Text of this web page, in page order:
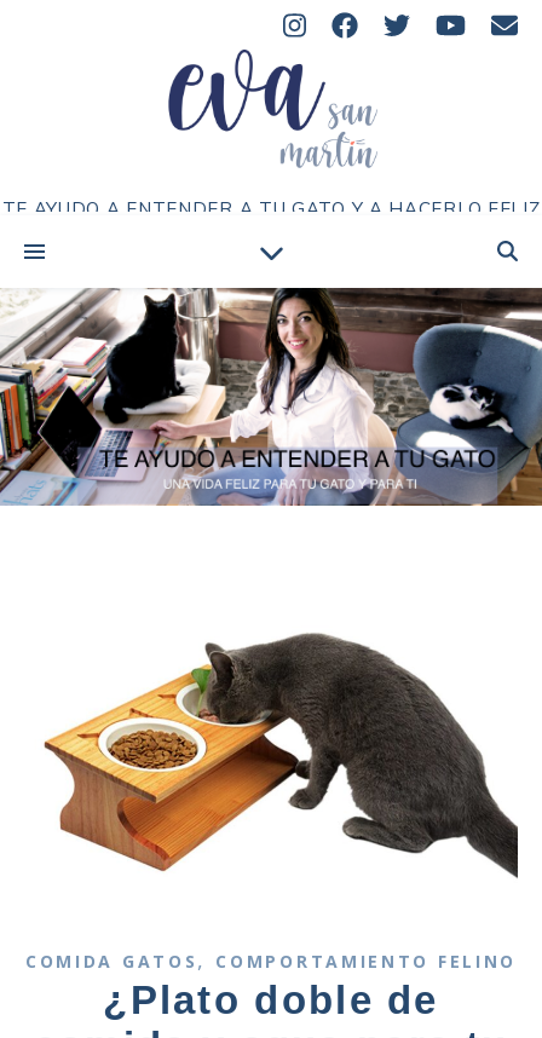
TE AYUDO A ENTENDER A TU GATO Y A HACERLO FELIZ
COMIDA GATOS , COMPORTAMIENTO FELINO
¿Plato doble de